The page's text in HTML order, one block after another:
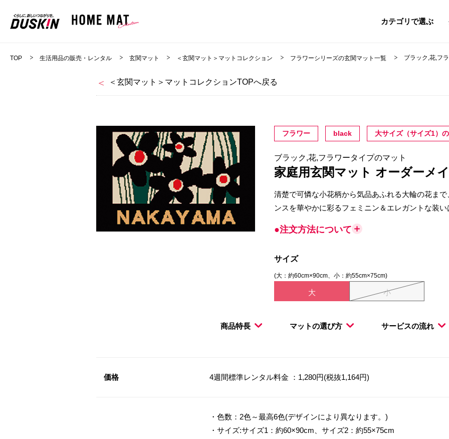
カテゴリで選ぶ
TOP 生活用品の販売・レンタル 玄関マット ＜玄関マット＞マットコレクション フラワーシリーズの玄関マット一覧 ブラック,花,フ
＜玄関マット＞マットコレクションTOPへ戻る
フラワー black 大サイズ（サイズ1）
ブラック,花,フラワータイプのマット
家庭用玄関マット オーダーメ
清楚で可憐な小花柄から気品あふれる大輪の花ま
ンスを華やかに彩るフェミニン＆エレガントな装
●注文方法について
サイズ
(大：約60cm×90cm、小：約55cm×75cm)
大 小
商品特長 マットの選び方 サービスの流れ
価格 4週間標準レンタル料金 ：1,280円(税抜1,164円)
・色数：2色～最高6色(デザインにより異なります。)
・サイズ:サイズ1：約60×90cm、サイズ2：約55×75cm